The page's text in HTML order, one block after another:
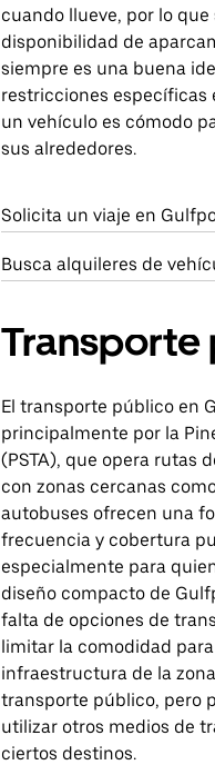
cuando llueve, por lo
disponibilidad de
siempre es una buena
restricciones específicas
un vehículo es cómodo
sus alrededores.
Solicita un viaje en
Busca alquileres de
Transporte
El transporte público en
principalmente por la
(PSTA), que opera rutas
con zonas cercanas
autobuses ofrecen una
frecuencia y cobertura
especialmente para
diseño compacto de
falta de opciones de
limitar la comodidad
infraestructura de la
transporte público, pero
utilizar otros medios de
ciertos destinos.